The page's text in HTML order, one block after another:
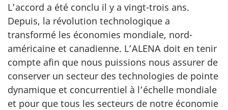
L’accord a été conclu il y a vingt-trois ans.
Depuis, la révolution technologique a
transformé les économies mondiale, nord-
américaine et canadienne. L’ALENA doit en tenir
compte afin que nous puissions nous assurer de
conserver un secteur des technologies de pointe
dynamique et concurrentiel à l’échelle mondiale
et pour que tous les secteurs de notre économie